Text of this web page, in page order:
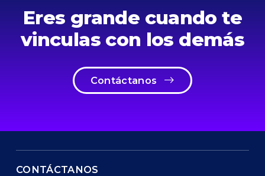
Eres grande cuando te
vinculas con los demás
Contáctanos
CONTÁCTANOS